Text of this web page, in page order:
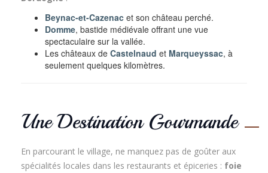
Beynac-et-Cazenac et son château perché.
Domme, bastide médiévale offrant une vue
spectaculaire sur la vallée.
Les châteaux de Castelnaud et Marqueyssac, à
seulement quelques kilomètres.
Une Destination Gourmande
En parcourant le village, ne manquez pas de goûter aux
spécialités locales dans les restaurants et épiceries : foie